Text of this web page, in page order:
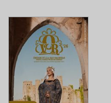
CASTELO DE SILVES
MAIS INFO
COMPRAR